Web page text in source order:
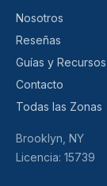
Nosotros
Reseñas
Guías y Recursos
Contacto
Todas las Zonas
Brooklyn, NY
Licencia: 15739